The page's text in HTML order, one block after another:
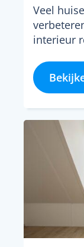
Veel
interieur